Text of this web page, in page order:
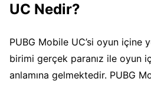
UC Nedir?
PUBG Mobile UC’si oyun içine
birimi gerçek paranız ile oyun
anlamına gelmektedir. PUBG